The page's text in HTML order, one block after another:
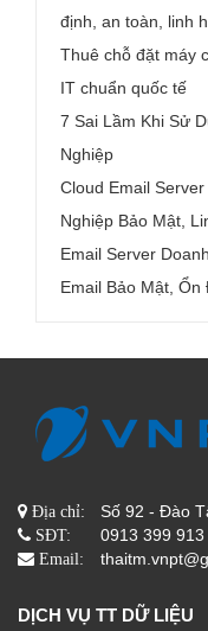
định, an toàn, linh
Thuê chỗ đặt máy
IT chuẩn quốc tế
7 Sai Lầm Khi Sử
Nghiệp
Cloud Email
Nghiệp Bảo Mật,
Email Server
Email Bảo Mật, Ổn
Địa chỉ: Số 92 - Đào
SĐT: 0913 399
Email:
DỊCH VỤ TT DỮ LIỆU